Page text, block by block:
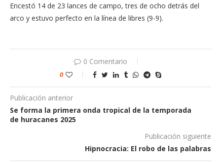
Encestó 14 de 23 lances de campo, tres de ocho detrás del
arco y estuvo perfecto en la línea de libres (9-9).
0 Comentario
0
Publicación anterior
Se forma la primera onda tropical de la temporada
de huracanes 2025
Publicación siguiente
Hipnocracia: El robo de las palabras